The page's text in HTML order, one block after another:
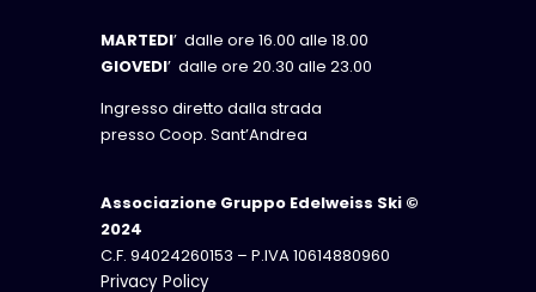
MARTEDI’ dalle ore 16.00 alle 18.00
GIOVEDI’ dalle ore 20.30 alle 23.00
Ingresso diretto dalla strada
presso Coop. Sant’Andrea
Associazione Gruppo Edelweiss Ski ©
2024
C.F. 94024260153 – P.IVA 10614880960
Privacy Policy